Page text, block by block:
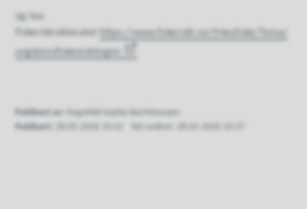
og hos
Fiskeridirektoratet
https://www.fiskeridir.no/Yrkesfiske/Tema/
ungdomsfiskeordningen
Publisert av
Ragnhild Sophie Berthinussen
Publisert